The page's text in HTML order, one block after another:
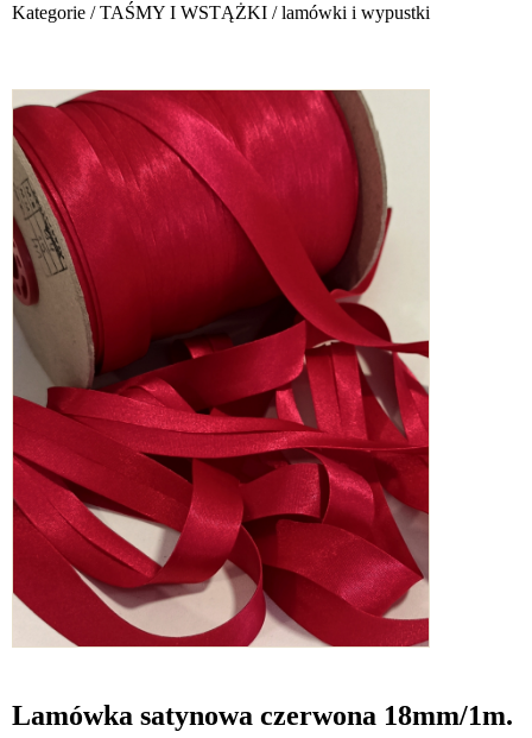
Kategorie /TAŚMY I WSTĄŻKI /lamówki i wypustki
Lamówka satynowa czerwona 18mm/1m.